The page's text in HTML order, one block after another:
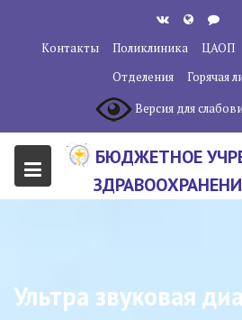
содержанию
Контакты Поликлиника ЦАОП
Отделения
Горячая
Версия для
БЮДЖЕТНОЕ
ЦЕНТР"
Ультра звуковая